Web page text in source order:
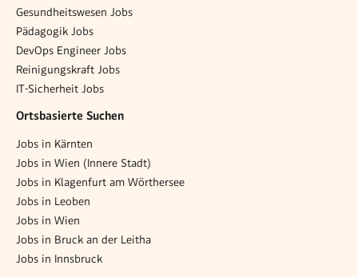
Gesundheitswesen Jobs
Pädagogik Jobs
DevOps Engineer Jobs
Reinigungskraft Jobs
IT-Sicherheit Jobs
Ortsbasierte Suchen
Jobs in Kärnten
Jobs in Wien (Innere Stadt)
Jobs in Klagenfurt am Wörthersee
Jobs in Leoben
Jobs in Wien
Jobs in Bruck an der Leitha
Jobs in Innsbruck